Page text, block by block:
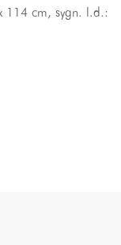
114 cm, sygn. l.d.: